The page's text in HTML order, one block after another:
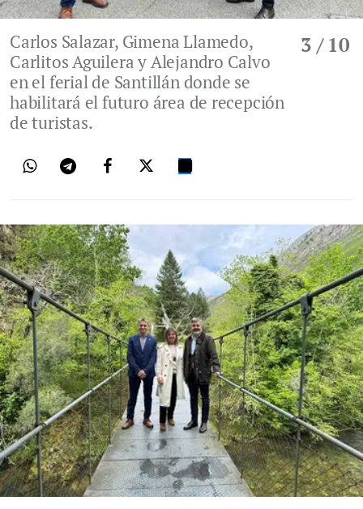
3 / 10
Carlos Salazar, Gimena Llamedo,
Carlitos Aguilera y Alejandro Calvo
en el ferial de Santillán donde se
habilitará el futuro área de recepción
de turistas.